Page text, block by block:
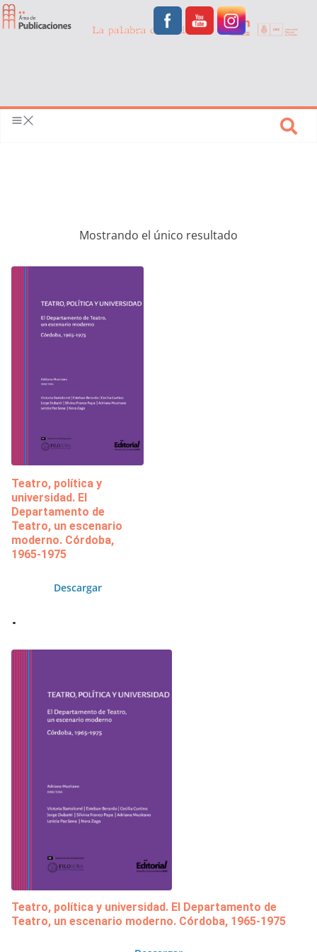
Mostrando el único resultado
Teatro, política y
universidad. El
Departamento de
Teatro, un escenario
moderno. Córdoba,
1965-1975
Descargar
.
Teatro, política y universidad. El Departamento de
Teatro, un escenario moderno. Córdoba, 1965-1975